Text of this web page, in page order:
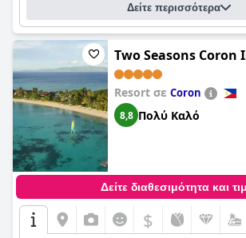
Δείτε περισσότερα
Two Seasons Coron
Resort σε Coron
8,8 Πολύ Καλό
Δείτε διαθεσιμότητα και
$